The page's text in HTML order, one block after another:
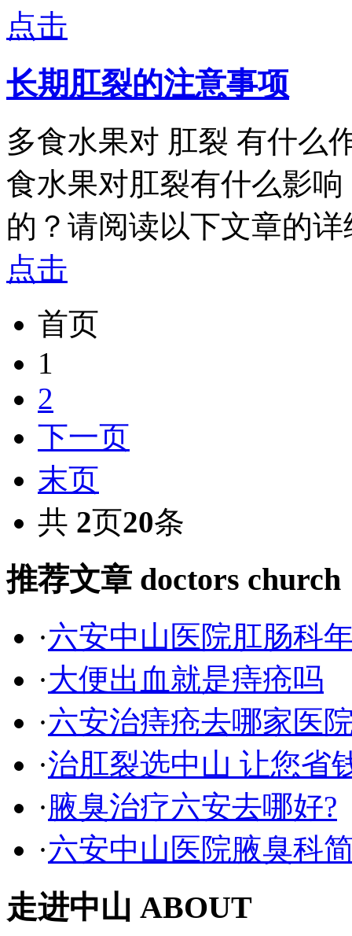
点击
长期肛裂的注意事项
多食水果对 肛裂 有什么
食水果对肛裂有什么影
的？请阅读以下文章的
点击
首页
1
2
下一页
末页
共 2页20条
推荐文章 doctors church
·六安中山医院肛肠科
·大便出血就是痔疮吗
·六安治痔疮去哪家医
·治肛裂选中山 让您省
·腋臭治疗六安去哪好?
·六安中山医院腋臭科
走进中山 ABOUT